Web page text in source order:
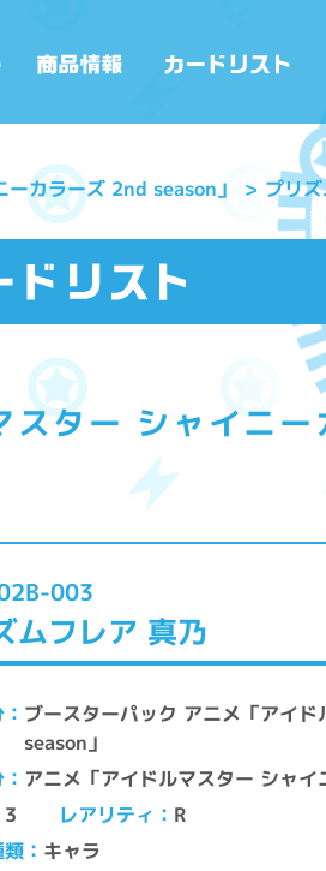
カラーズ 2nd season」 プリ
スター シャイニ
003
ムフレア 真乃
ブースターパック アニメ「アイ
season」
アニメ「アイドルマスター シャイ
3 レアリティ R
類 キャラ